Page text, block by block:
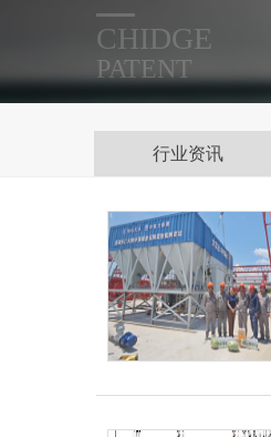
CHIDGE
PATENT
行业资讯